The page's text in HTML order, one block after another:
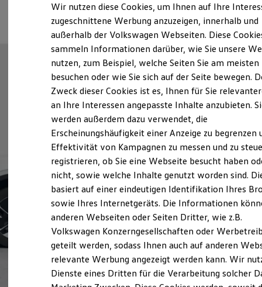
Elektroautos
ID. Tutorials
Elektrofahrzeugkonzepte
Reichweite
Reichweite der ID. Modelle
Reichweite im Winter
Laden
Laden unterwegs
Laden Zuhause
Ladezeitensimulator
Batterie
Sicherheit
Garantie und Lebensdauer
Nachhaltigkeit
Technologie
Kosten und Kauf
Verbrauchskosten
Kaufoptionen
E-Auto-Förderung
Software und Konnektivität
Die ID. Software 6
ID. Software Versionen und Updates
Digitale Extras
Schnittstellen zu Ihrem ID.
Wir nutzen diese Cookies, um Ihnen auf Ihre
zugeschnittene Werbung anzuzeigen, innerhalb und
außerhalb der Volkswagen Webseiten. Diese
sammeln Informationen darüber, wie Sie unsere
nutzen, zum Beispiel, welche Seiten Sie am meisten
besuchen oder wie Sie sich auf der Seite bewegen.
Zweck dieser Cookies ist es, Ihnen für Sie
an Ihre Interessen angepasste Inhalte anzubieten.
werden außerdem dazu verwendet, die
Erscheinungshäufigkeit einer Anzeige zu begrenzen
Effektivität von Kampagnen zu messen und zu
registrieren, ob Sie eine Webseite besucht haben
nicht, sowie welche Inhalte genutzt worden sind.
basiert auf einer eindeutigen Identifikation Ihres
sowie Ihres Internetgeräts. Die Informationen
anderen Webseiten oder Seiten Dritter, wie z.B.
Volkswagen Konzerngesellschaften oder
geteilt werden, sodass Ihnen auch auf anderen
relevante Werbung angezeigt werden kann. Wir
Dienste eines Dritten für die Verarbeitung solcher